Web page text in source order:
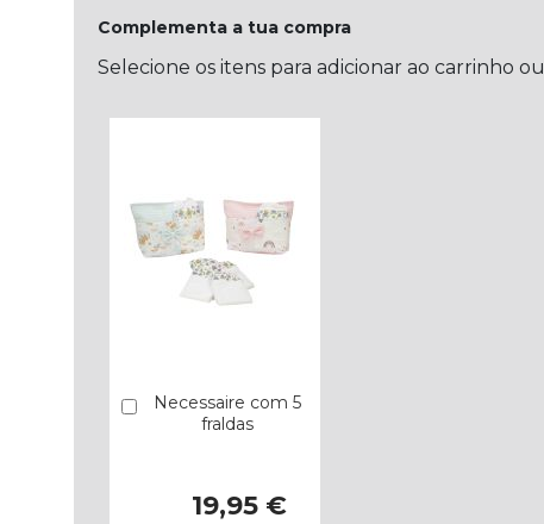
Complementa a tua compra
Selecione os itens para adicionar ao carrinho ou
Necessaire com 5
fraldas
19,95 €
Comprar